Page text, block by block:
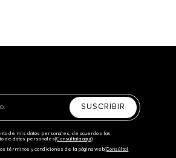
SUSCRIBIR
de mis datos personales, de acuerdo a las
de datos personales‎(Consúltala aquí)
términos y condiciones de la página web‎(Consúltal